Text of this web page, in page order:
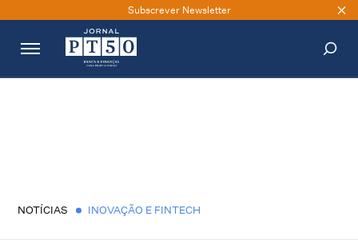
Subscrever Newsletter
NOTÍCIAS INOVAÇÃO E FINTECH